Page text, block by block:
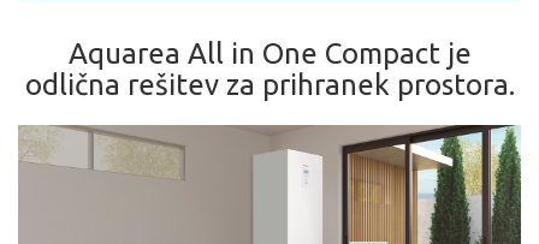
Aquarea All in One Compact je
odlična rešitev za prihranek prostora.